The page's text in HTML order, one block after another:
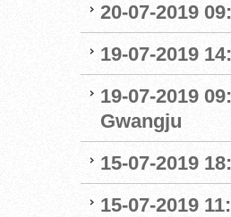
20-07-2019
19-07-2019
19-07-2019
Gwangju
15-07-2019
15-07-2019